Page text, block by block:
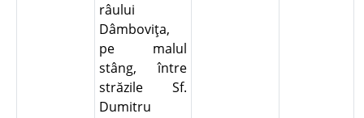
râului
Dâmboviţa,
pe malul
stâng, între
străzile Sf.
Dumitru